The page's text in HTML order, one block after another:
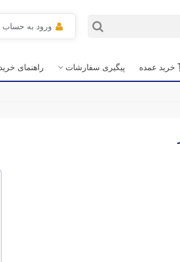
ورود به حساب
خرید عمده پیگیری سفارشات راهنمای خرید